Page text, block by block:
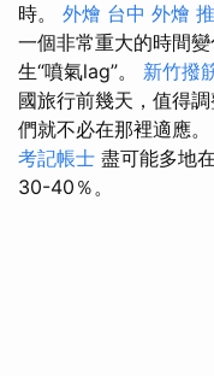
時。 外燴 台中 外燴
一個非常重大的時間
生“噴氣lag”。 新竹撥
國旅行前幾天，值得
們就不必在那裡適應。
考記帳士 盡可能多地
30-40％。